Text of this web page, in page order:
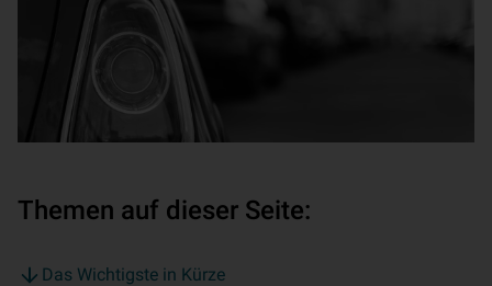
Themen auf dieser Seite:
Das Wichtigste in Kürze